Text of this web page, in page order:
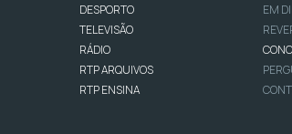
DESPORTO
TELEVISÃO
RÁDIO
RTP ARQUIVOS
RTP ENSINA
EM